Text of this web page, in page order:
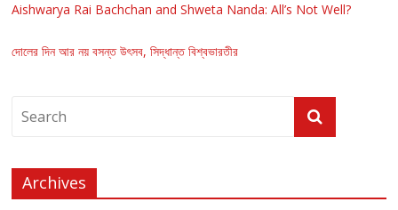
Aishwarya Rai Bachchan and Shweta Nanda: All’s Not Well?
দোলের দিন আর নয় বসন্ত উৎসব, সিদ্ধান্ত বিশ্বভারতীর
Archives